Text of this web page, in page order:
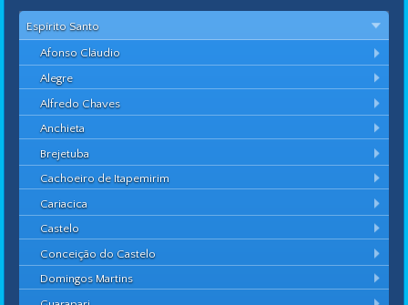
Espírito Santo
Afonso Cláudio
Alegre
Alfredo Chaves
Anchieta
Brejetuba
Cachoeiro de Itapemirim
Cariacica
Castelo
Conceição do Castelo
Domingos Martins